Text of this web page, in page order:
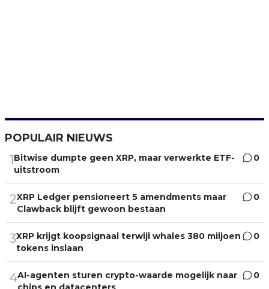
POPULAIR NIEUWS
1Bitwise dumpte geen XRP, maar verwerkte ETF-
uitstroom
0
2XRP Ledger pensioneert 5 amendments maar
Clawback blijft gewoon bestaan
0
3XRP krijgt koopsignaal terwijl whales 380 miljoen
tokens inslaan
0
4AI-agenten sturen crypto-waarde mogelijk naar
0